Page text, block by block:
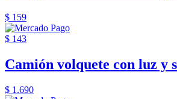
$ 159
$ 143
Camión volquete con luz y
$ 1.690